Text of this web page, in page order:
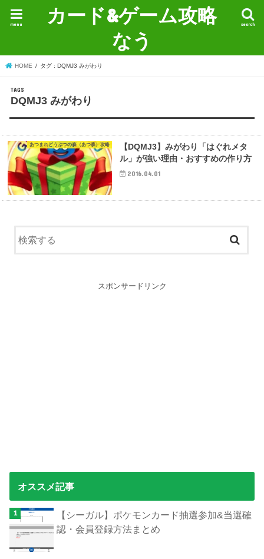
カード&ゲーム攻略
なう
search
menu
HOME タグ : DQMJ3 みがわり
DQMJ3 みがわり
あつまれどうぶつの森（あつ森）攻略
【DQMJ3】みがわり「はぐれメタ
ル」が強い理由・おすすめの作り方
2016.04.01
スポンサードリンク
オススメ記事
【シーガル】ポケモンカード抽選参加&当選確
認・会員登録方法まとめ